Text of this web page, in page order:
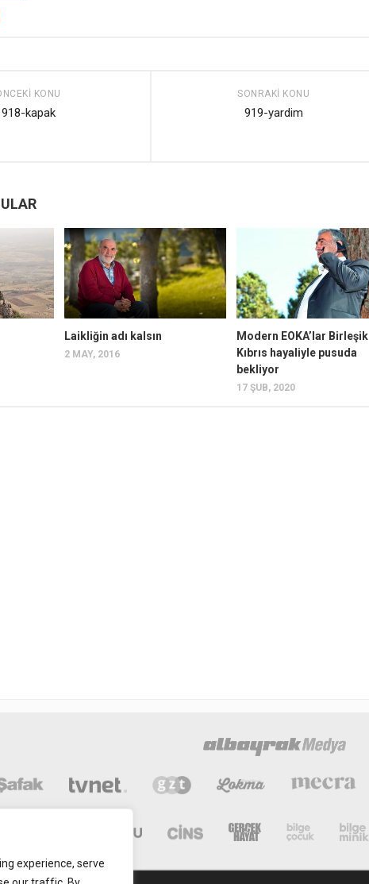
experience, serve
SONRAKI KONU
919-yardim
KONU
918-kapak
Laikliğin adı kalsın
2 MAY, 2016
Modern EOKA’lar Birleşik
Kıbrıs hayaliyle pusuda
bekliyor
17 ŞUB, 2020